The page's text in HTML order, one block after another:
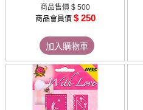
商品售價 $ 500
商品會員價 $ 250
加入購物車